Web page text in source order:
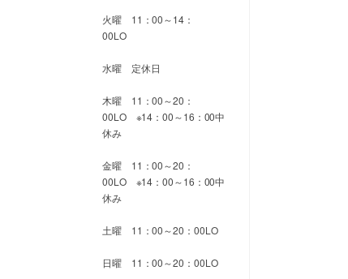
火曜 11：00～14：
00LO
水曜 定休日
木曜 11：00～20：
00LO ※14：00～16：00中
休み
金曜 11：00～20：
00LO ※14：00～16：00中
休み
土曜 11：00～20：00LO
日曜 11：00～20：00LO